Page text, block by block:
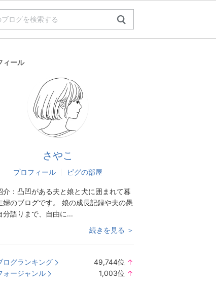
ィール
さやこ
プロフィール ピグの部屋
介： 凸凹がある夫と娘と犬に囲まれて暮
婦のブログです。 娘の成長記録や夫の愚
分語りまで、自由に...
続きを見る ＞
ログランキング 49,744位 ↑
ォージャンル 1,003位 ↑